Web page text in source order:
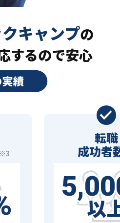
キャンプの
するので安心
転職
成功者
以